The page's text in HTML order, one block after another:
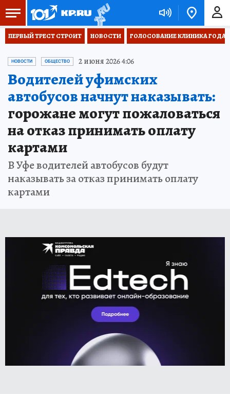
ПЕРВЫЙ ТРЕСТ СТРОИТ НОВОСТИ ГОЛОСОВАНИЕ КЛИНИКА ГОДА
НОВОСТИ ОБЩЕСТВО 2 июня 2026 4:06
Водителей уфимских
автобусов начнут наказывать:
горожане могут пожаловаться
на отказ принимать оплату
картами
В Уфе водителей автобусов будут
наказывать за отказ принимать оплату
картами